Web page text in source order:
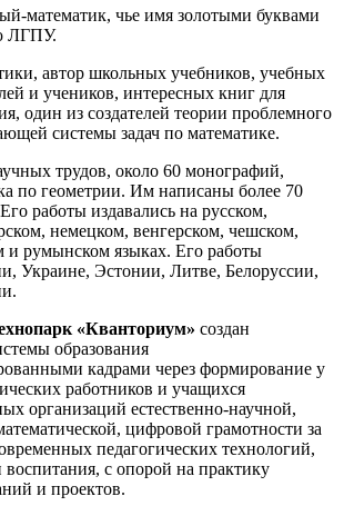
математик, чье имя золотыми буквами
ЛГПУ.
автор школьных учебников, учебных
и учеников, интересных книг для
один из создателей теории проблемного
системы задач по математике.
трудов, около 60 монографий,
по геометрии. Им написаны более 70
работы издавались на русском,
немецком, венгерском, чешском,
и румынском языках. Его работы
Украине, Эстонии, Литве, Белоруссии,
«Кванториум» создан
образования
кадрами через формирование у
работников и учащихся
организаций естественно-научной,
цифровой грамотности за
педагогических технологий,
воспитания, с опорой на практику
и проектов.